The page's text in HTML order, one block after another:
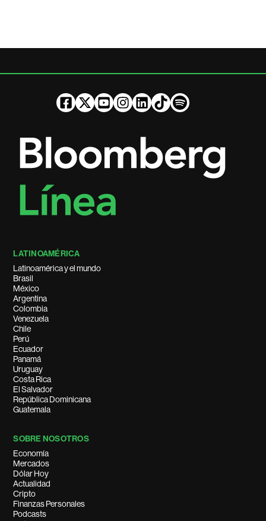
LATINOAMÉRICA
Latinoamérica y el mundo
Brasil
México
Argentina
Colombia
Venezuela
Chile
Perú
Ecuador
Panamá
Uruguay
Costa Rica
El Salvador
República Dominicana
Guatemala
SOBRE NOSOTROS
Economía
Mercados
Dólar Hoy
Actualidad
Cripto
Finanzas Personales
Podcasts